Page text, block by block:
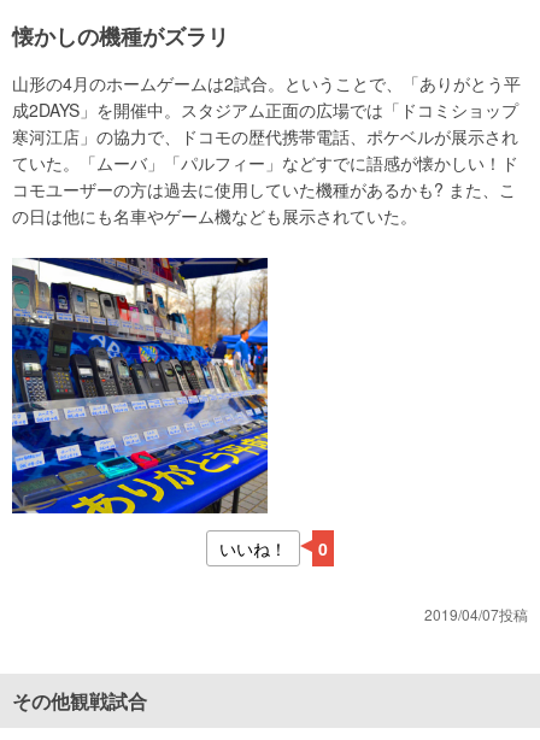
懐かしの機種がズラリ
山形の4月のホームゲームは2試合。ということで、「ありがとう平
成2DAYS」を開催中。スタジアム正面の広場では「ドコミショップ
寒河江店」の協力で、ドコモの歴代携帯電話、ポケベルが展示され
ていた。「ムーバ」「パルフィー」などすでに語感が懐かしい！ド
コモユーザーの方は過去に使用していた機種があるかも? また、こ
の日は他にも名車やゲーム機なども展示されていた。
いいね！ 0
2019/04/07投稿
その他観戦試合